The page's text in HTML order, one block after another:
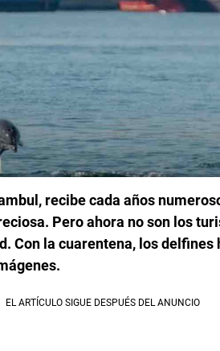
recibe cada años
Pero ahora no son los
Con la cuarentena, los delfines